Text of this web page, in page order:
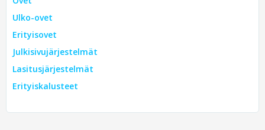
Ulko-ovet
Erityisovet
Julkisivujärjestelmät
Lasitusjärjestelmät
Erityiskalusteet